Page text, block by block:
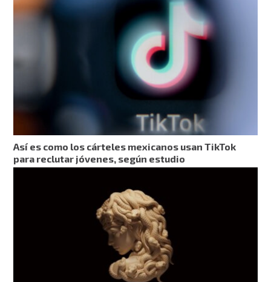
Así es como los cárteles mexicanos usan TikTok
para reclutar jóvenes, según estudio